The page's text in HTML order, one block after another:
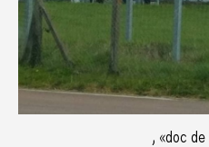
, «doc